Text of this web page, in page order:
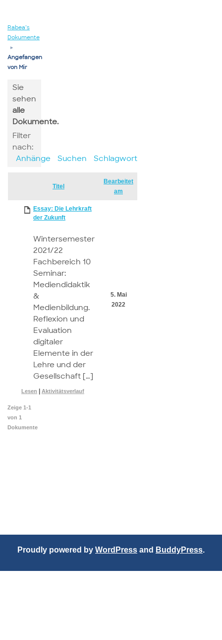
Rabea’s
Dokumente
▸
Angefangen
von Mir
Sie
sehen
alle
Dokumente.
Filter
nach:
Anhänge
Suchen Schlagwort
Titel
Bearbeitet
am
Essay: Die Lehrkraft
der Zukunft
Wintersemester
2021/22
Fachbereich 10
Seminar:
Mediendidaktik
&
Medienbildung.
Reflexion und
Evaluation
digitaler
Elemente in der
Lehre und der
Gesellschaft […]
Lesen | Aktivitätsverlauf
5. Mai
2022
Zeige 1-1
von 1
Dokumente
Proudly powered by WordPress and BuddyPress.